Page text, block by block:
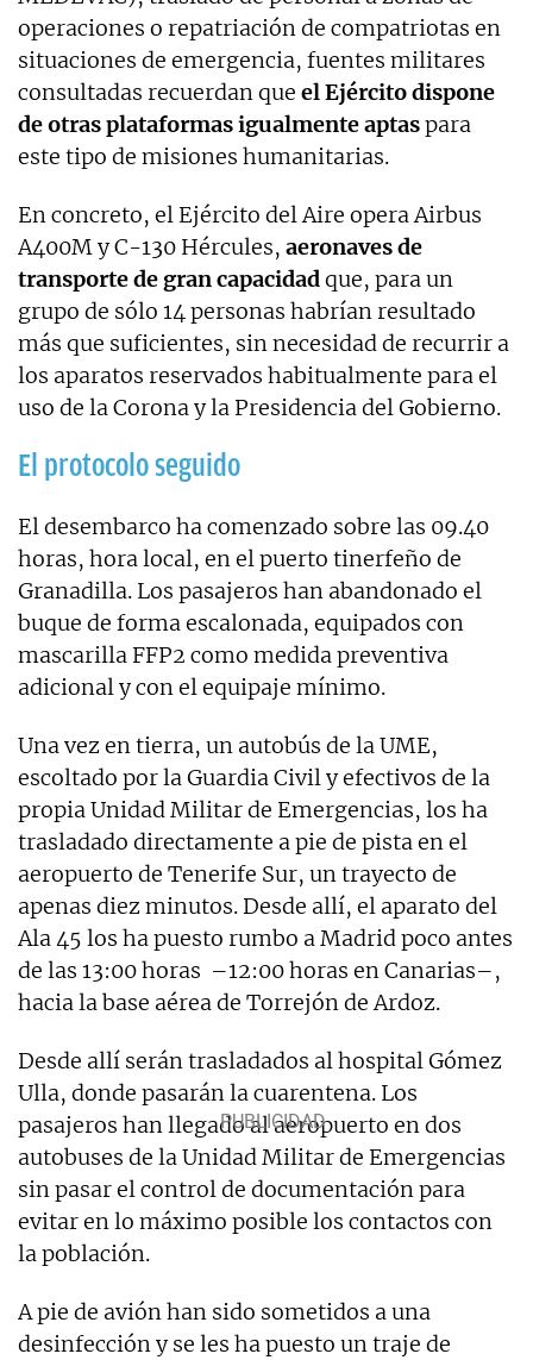
operaciones o repatriación de compatriotas en
situaciones de emergencia, fuentes militares
consultadas recuerdan que el Ejército dispone
de otras plataformas igualmente aptaspara
este tipo de misiones humanitarias.
En concreto, el Ejército del Aire opera Airbus
A400M y C-130 Hércules, aeronaves de
transporte de gran capacidadque, para un
grupo de sólo 14 personas habrían resultado
más que suficientes, sin necesidad de recurrir a
los aparatos reservados habitualmente para el
uso de la Corona y la Presidencia del Gobierno.
El protocolo seguido
El desembarco ha comenzado sobre las 09.40
horas, hora local, en el puerto tinerfeño de
Granadilla. Los pasajeros han abandonado el
buque de forma escalonada, equipados con
mascarilla FFP2 como medida preventiva
adicional y con el equipaje mínimo.
Una vez en tierra, un autobús de la UME,
escoltado por la Guardia Civil y efectivos de la
propia Unidad Militar de Emergencias, los ha
trasladado directamente a pie de pista en el
aeropuerto de Tenerife Sur, un trayecto de
apenas diez minutos. Desde allí, el aparato del
Ala 45 los ha puesto rumbo a Madrid poco antes
de las 13:00 horas –12:00 horas en Canarias–,
hacia la base aérea de Torrejón de Ardoz.
Desde allí serán trasladados al hospital Gómez
Ulla, donde pasarán la cuarentena. Los
pasajeros han llegado al aeropuerto en dos
autobuses de la Unidad Militar de Emergencias
sin pasar el control de documentación para
evitar en lo máximo posible los contactos con
la población.
A pie de avión han sido sometidos a una
desinfección y se les ha puesto un traje de